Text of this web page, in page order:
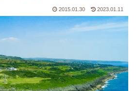
2015.01.30 2023.01.11